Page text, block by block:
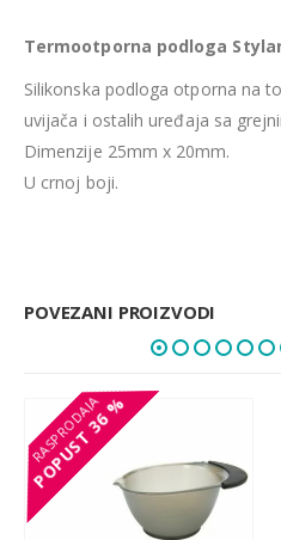
Termootporna podloga
Silikonska podloga otporna na
uvijača i ostalih uređaja sa
Dimenzije 25mm x 20mm.
U crnoj boji.
POVEZANI PROIZVODI
POPUST
36 %
POPUST
36 %